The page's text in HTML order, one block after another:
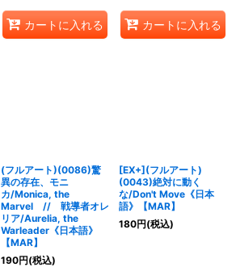
カートに入れる カートに入れる
(フルアート)(0086)驚
異の存在、モニ
カ/Monica, the
Marvel // 戦導者オレ
リア/Aurelia, the
Warleader《日本語》
【MAR】
190円(税込)
[EX+](フルアート)
(0043)絶対に動く
な/Don't Move《日本
語》【MAR】
180円(税込)